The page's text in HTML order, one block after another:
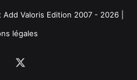
Valoris Edition 2007 - 2026 |
légales
Facebook